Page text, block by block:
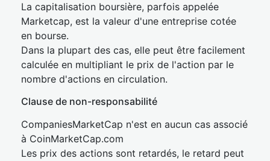
La capitalisation boursière, parfois appelée
Marketcap, est la valeur d'une entreprise cotée
en bourse.
Dans la plupart des cas, elle peut être facilement
calculée en multipliant le prix de l'action par le
nombre d'actions en circulation.
Clause de non-responsabilité
CompaniesMarketCap n'est en aucun cas associé
à CoinMarketCap.com
Les prix des actions sont retardés, le retard peut